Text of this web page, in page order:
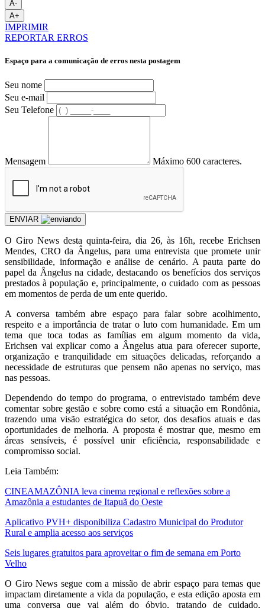
A-
A+
IMPRIMIR
REPORTAR ERROS
Espaço para a comunicação de erros nesta postagem
Seu nome
Seu e-mail
Seu Telefone
Mensagem Máximo 600 caracteres.
ENVIAR
O Giro News desta quinta-feira, dia 26, às 16h, recebe Erichsen
Mendes, CRO da Ângelus, para uma entrevista que promete unir
sensibilidade, informação e análise de cenário. A pauta parte do
papel da Ângelus na cidade, destacando os benefícios dos serviços
prestados à população e, principalmente, o cuidado com as pessoas
em momentos de perda de um ente querido.
A conversa também abre espaço para falar sobre acolhimento,
respeito e a importância de tratar o luto com humanidade. Em um
tema que toca todas as famílias em algum momento da vida,
Erichsen vai explicar como a Ângelus atua para oferecer suporte,
organização e tranquilidade em situações delicadas, reforçando a
necessidade de estruturas que pensem não apenas no serviço, mas
nas pessoas.
Dependendo do tempo do programa, o entrevistado também deve
comentar sobre gestão e sobre como está a situação em Rondônia,
trazendo uma visão estratégica do setor, dos desafios atuais e das
oportunidades de melhoria. A proposta é mostrar que, mesmo em
áreas sensíveis, é possível unir eficiência, responsabilidade e
compromisso social.
Leia Também:
CINEAMAZÔNIA leva cinema regional e reflexões sobre a
Amazônia a estudantes de Itapuã do Oeste
Aplicativo PVH+ disponibiliza Cadastro Municipal do Produtor
Rural e amplia acesso aos serviços
Seis lugares gratuitos para aproveitar o fim de semana em Porto
Velho
O Giro News segue com a missão de abrir espaço para temas que
impactam diretamente a vida da população, e esta edição aposta em
uma conversa que vai além do óbvio, tratando de cuidado,